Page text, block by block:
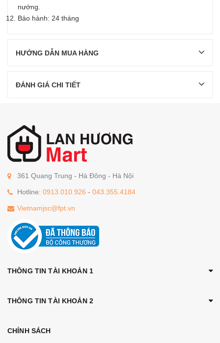
nướng.
Bảo hành: 24 tháng
HƯỚNG DẪN MUA HÀNG
ĐÁNH GIÁ CHI TIẾT
361 Quang Trung - Hà Đông - Hà Nội
Hotline: 0913.010.926 - 043.355.4184
Vietnamjsc@fpt.vn
THÔNG TIN TÀI KHOẢN 1
THÔNG TIN TÀI KHOẢN 2
CHÍNH SÁCH